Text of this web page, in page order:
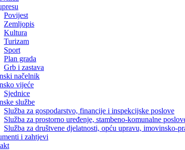
Povijest
Zemljopis
Kultura
Turizam
Sport
Plan grada
Grb i zastava
načelnik
vijeće
Sjednice
službe
Služba za gospodarstvo, financije i inspekcijske poslove
Služba za prostorno uređenje, stambeno-komunalne
Služba za društvene djelatnosti, opću upravu, imovinsko-
i zahtjevi